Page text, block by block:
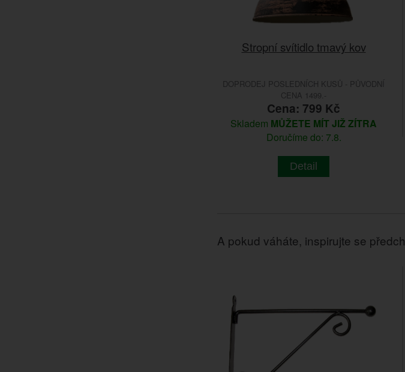
Stropní svítidlo tmavý kov
DOPRODEJ POSLEDNÍCH KUSŮ - PŮVODNÍ
CENA 1499.-
Cena: 799 Kč
Skladem MŮŽETE MÍT JIŽ ZÍTRA
Doručíme do: 7.8.
Detail
A pokud váháte, inspirujte se